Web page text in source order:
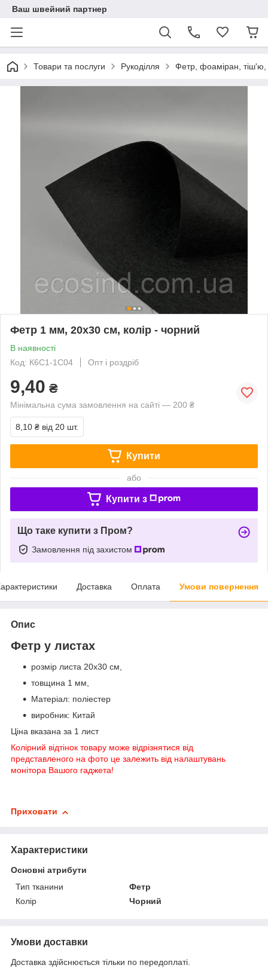
Ваш швейний партнер
Товари та послуги Рукоділля Фетр, фоаміран, тіш'ю,
Фетр 1 мм, 20х30 см, колір - чорний
В наявності
Код: К6С1-1С04
Опт і роздріб
9,40 ₴
Мінімальна сума замовлення на сайті — 200 ₴
8,10 ₴ від 20 шт.
Купити
або
Купити з
Що таке купити з Пром?
Замовлення під захистом
Доставка Оплата Умови повернення
Опис
Фетр у листах
розмір листа 20х30 см,
товщина 1 мм,
Матеріал: поліестер
виробник: Китай
Ціна вказана за 1 лист
Колірний відтінок товару може відрізнятися від
представленого на фото це залежить від налаштувань
монітора Вашого гаджета!
Приховати
Характеристики
Основні атрибути
Тип тканини
Фетр
Колір
Чорний
Умови доставки
Доставка здійснюється тільки по передоплаті.